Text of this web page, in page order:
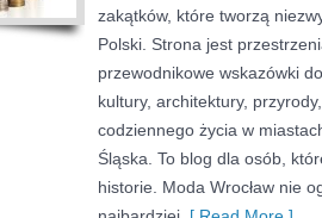
zakątków, które tworzą
Polski. Strona jest
przewodnikowe wskazówki
kultury, architektury,
codziennego życia w
Śląska. To blog dla osób,
historie. Moda Wrocław nie